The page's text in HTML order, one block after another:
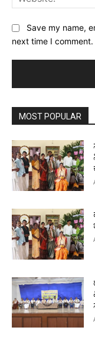
Save my name,
next time I comment.
MOST POPULAR